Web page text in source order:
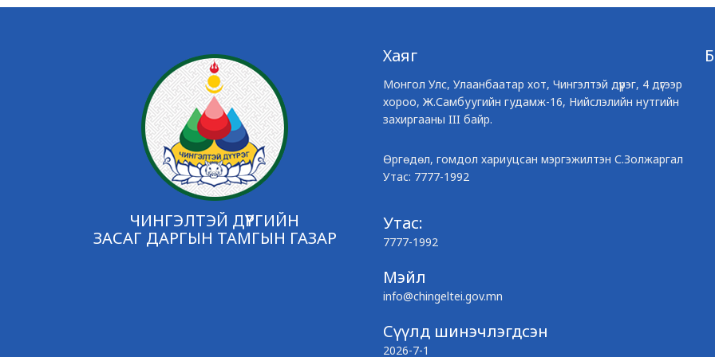
ЧИНГЭЛТЭЙ ДҮҮРГИЙН
ЗАСАГ ДАРГЫН ТАМГЫН ГАЗАР
Хаяг
Монгол Улс, Улаанбаатар хот, Чингэлтэй дүүрэг, 4 дүгээр
хороо, Ж.Самбуугийн гудамж-16, Нийслэлийн нутгийн
захиргааны III байр.
Өргөдөл, гомдол хариуцсан мэргэжилтэн С.Золжаргал
Утас: 7777-1992
Утас:
7777-1992
Мэйл
info@chingeltei.gov.mn
Сүүлд шинэчлэгдсэн
2026-7-1